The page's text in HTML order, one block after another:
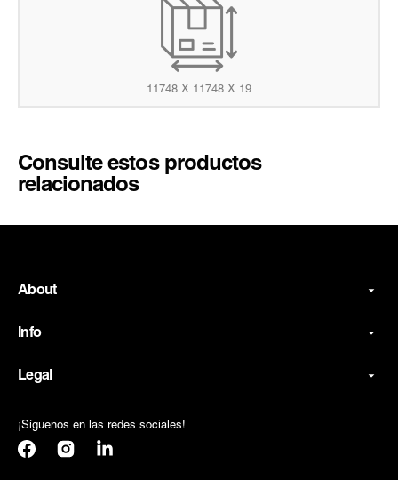
11748 X 11748 X 19
Consulte estos productos
relacionados
About
Info
Legal
¡Síguenos en las redes sociales!
FacebookInstagramTranslation